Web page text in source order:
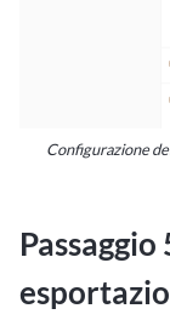
Configurazione